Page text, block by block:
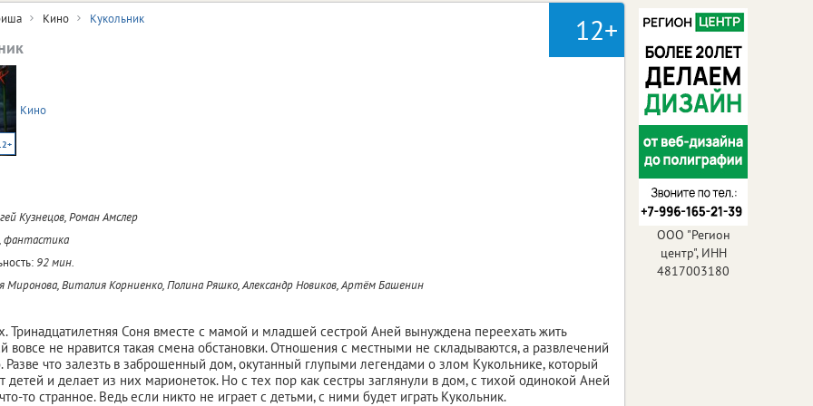
12+
Кино Кукольник
Кино
Кузнецов, Роман Амслер
фантастика
92 мин.
Миронова, Виталия Корниенко, Полина Ряшко, Александр Новиков, Артём Башенин
Тринадцатилетняя Соня вместе с мамой и младшей сестрой Аней вынуждена переехать жить
вовсе не нравится такая смена обстановки. Отношения с местными не складываются, а развлечений
Разве что залезть в заброшенный дом, окутанный глупыми легендами о злом Кукольнике, который
детей и делает из них марионеток. Но с тех пор как сестры заглянули в дом, с тихой одинокой Аней
то странное. Ведь если никто не играет с детьми, с ними будет играть Кукольник.
ООО "Регион
центр", ИНН
4817003180